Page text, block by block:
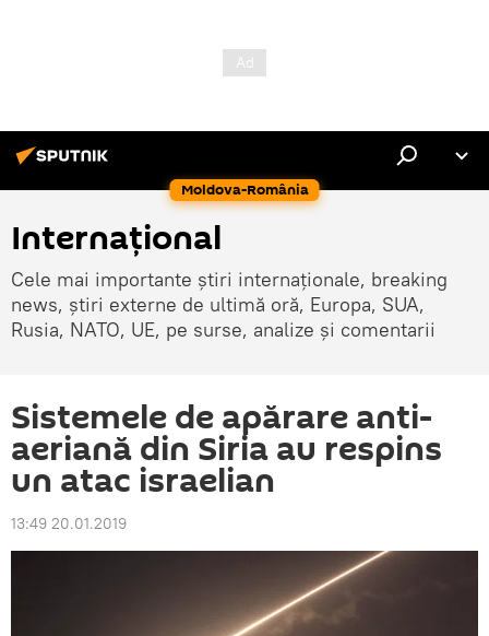
Moldova-România
Internaţional
Cele mai importante știri internaționale, breaking
news, știri externe de ultimă oră, Europa, SUA,
Rusia, NATO, UE, pe surse, analize și comentarii
Sistemele de apărare anti-
aeriană din Siria au respins
un atac israelian
13:49 20.01.2019